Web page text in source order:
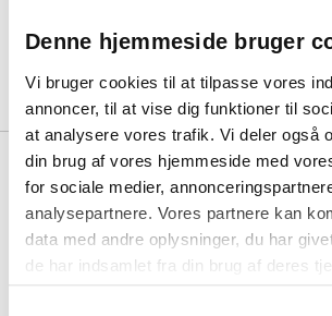
Denne hjemmeside bruger
Vi bruger cookies til at tilpasse vores
annoncer, til at vise dig funktioner til
at analysere vores trafik. Vi deler også
din brug af vores hjemmeside med
for sociale medier,
analysepartnere. Vores partnere kan
data med andre oplysninger, du har
de har indsamlet fra din brug af deres
1 stk á 540,00
Køb mere til kun:
Lintex Bowl Night
15x15cm, sort
1 stk á 540,00